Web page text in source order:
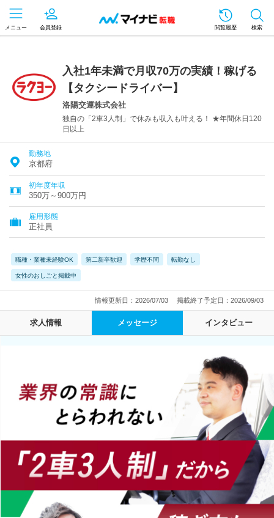
メニュー 会員登録 閲覧履歴 検索
入社1年未満で月収70万の実績！稼げる
【タクシードライバー】
洛陽交運株式会社
独自の「2車3人制」で休みも収入も叶える！ ★年間休日120
日以上
勤務地
京都府
初年度年収
350万～900万円
雇用形態
正社員
職種・業種未経験OK 第二新卒歓迎 学歴不問 転勤なし
女性のおしごと掲載中
情報更新日：2026/07/03 掲載終了予定日：2026/09/03
求人情報 メッセージ インタビュー